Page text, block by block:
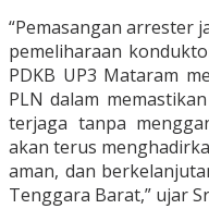
“Pemasangan arrester
pemeliharaan
PDKB UP3 Mataram
PLN dalam
terjaga tanpa
akan terus
aman, dan
Tenggara Barat,” ujar